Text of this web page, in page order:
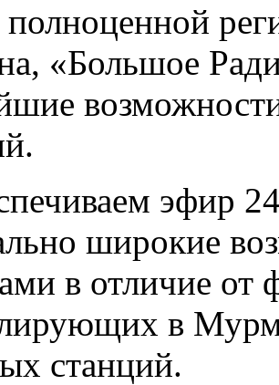
полноценной
«Большое
эфир
широкие
в отличие от
в
станций.